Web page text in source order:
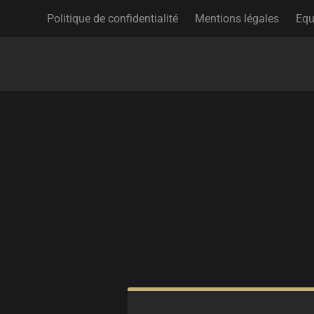
Politique de confidentialité Mentions légales